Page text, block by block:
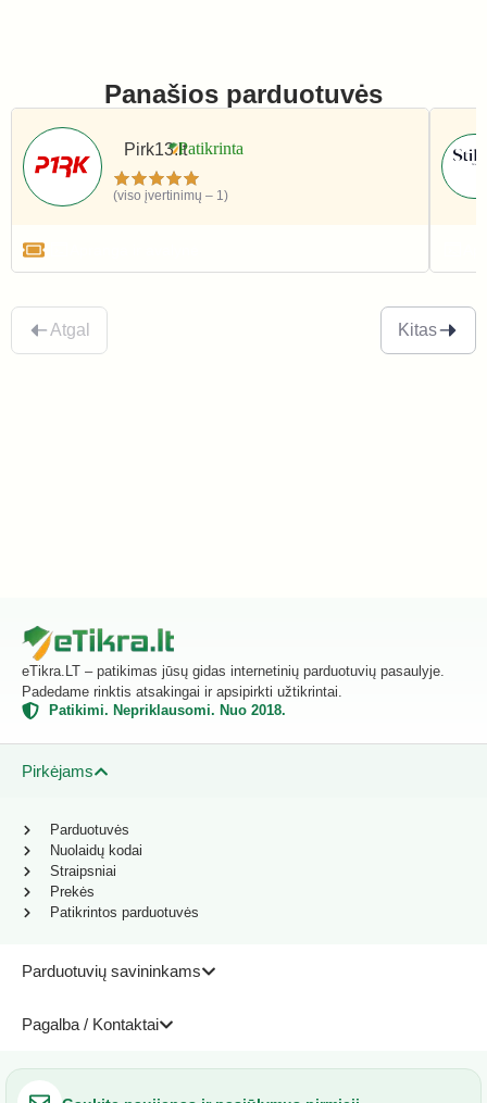
Panašios parduotuvės
Pirk13.lt
(viso įvertinimų – 1)
Atgal Kitas
eTikra.LT – patikimas jūsų gidas internetinių parduotuvių pasaulyje.
Padedame rinktis atsakingai ir apsipirkti užtikrintai.
Patikimi. Nepriklausomi. Nuo 2018.
Pirkėjams
Parduotuvių savininkams
Pagalba / Kontaktai
Parduotuvės
Nuolaidų kodai
Straipsniai
Prekės
Patikrintos parduotuvės